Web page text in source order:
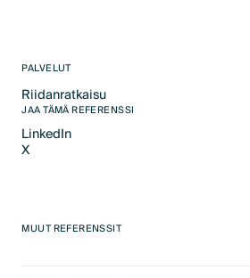
PALVELUT
Riidanratkaisu
Text Link
JAA TÄMÄ REFERENSSI
LinkedIn
LinkedIn
X
MUUT REFERENSSIT